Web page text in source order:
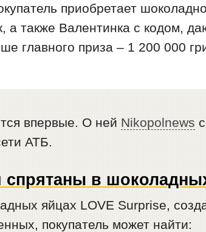
приобретает
а также Валентинка с кодом,
главного приза – 1 200 000
впервые. О ней Nikopolnews
АТБ.
спрятаны в
яйцах LOVE Surprise,
покупатель может найти: